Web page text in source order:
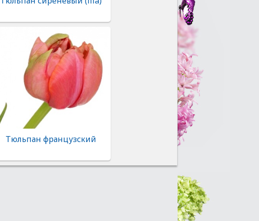
Тюльпан французский